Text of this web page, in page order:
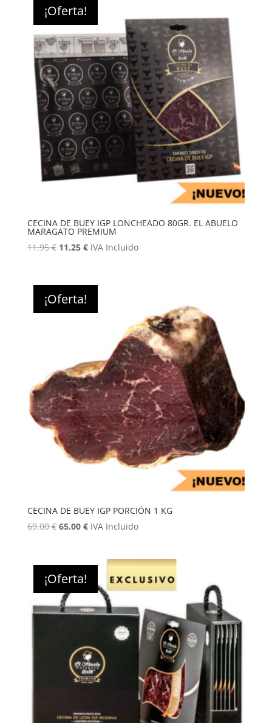
17.95 €.
¡Oferta!
CECINA DE BUEY IGP LONCHEADO 80GR. EL ABUELO
MARAGATO PREMIUM
11.95€ El
era:
11.95 €.
11.25 €El
es:
IVA Incluido
¡Oferta!
CECINA DE BUEY IGP PORCIÓN 1 KG
69.00€ El
era:
69.00 €.
65.00 €El
es:
65.00 €.
IVA Incluido
¡Oferta!